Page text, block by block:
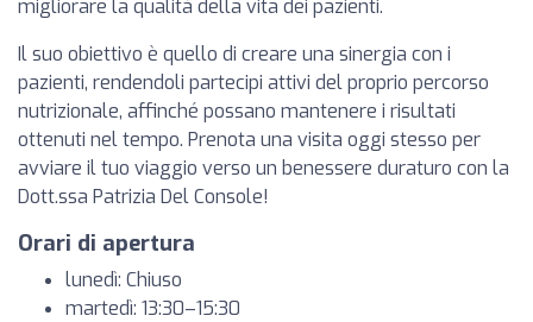
migliorare la qualità della vita dei pazienti.
Il suo obiettivo è quello di creare una sinergia con i
pazienti, rendendoli partecipi attivi del proprio percorso
nutrizionale, affinché possano mantenere i risultati
ottenuti nel tempo. Prenota una visita oggi stesso per
avviare il tuo viaggio verso un benessere duraturo con la
Dott.ssa Patrizia Del Console!
Orari di apertura
lunedì: Chiuso
martedì: 13:30–15:30